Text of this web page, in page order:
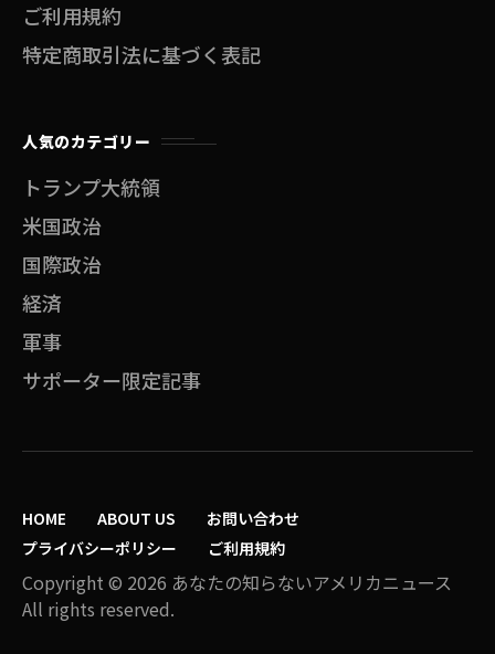
ご利用規約
特定商取引法に基づく表記
人気のカテゴリー
トランプ大統領
米国政治
国際政治
経済
軍事
サポーター限定記事
HOME ABOUT US
お問い合わせ
プライバシーポリシー
ご利用規約
Copyright © 2026 あなたの知らないアメリカニュース
All rights reserved.